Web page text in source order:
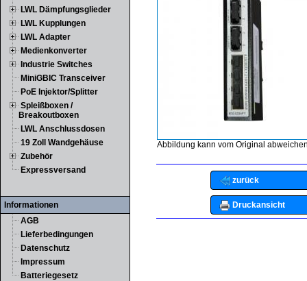
LWL Dämpfungsglieder
LWL Kupplungen
LWL Adapter
Medienkonverter
Industrie Switches
MiniGBIC Transceiver
PoE Injektor/Splitter
Spleißboxen /
Breakoutboxen
LWL Anschlussdosen
19 Zoll Wandgehäuse
Zubehör
Expressversand
Informationen
AGB
Lieferbedingungen
Datenschutz
Impressum
Batteriegesetz
Abbildung kann vom Original
zurück
Druckansicht